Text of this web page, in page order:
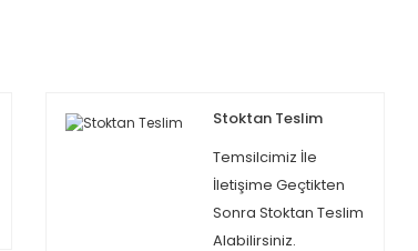
Stoktan Teslim
Temsilcimiz İle
İletişime Geçtikten
Sonra Stoktan Teslim
Alabilirsiniz.